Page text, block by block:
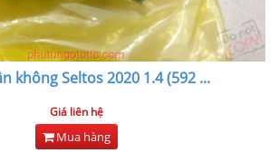
không Seltos 2020 1.4 (592...
Giá liên hệ
Mua hàng